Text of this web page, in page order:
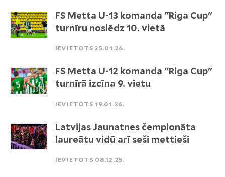
FS Metta U-13 komanda "Riga Cup"
turnīru noslēdz 10. vietā
IEVIETOTS 25.01.26.
FS Metta U-12 komanda "Riga Cup"
turnīrā izcīna 9. vietu
IEVIETOTS 19.01.26.
Latvijas Jaunatnes čempionāta
laureātu vidū arī seši mettieši
IEVIETOTS 08.12.25.